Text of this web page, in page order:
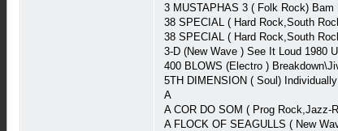
3 MUSTAPHAS 3 ( Folk Rock)
38 SPECIAL ( Hard Rock,South
38 SPECIAL ( Hard Rock,South
3-D (New Wave ) See It Loud 1980
400 BLOWS (Electro )
5TH DIMENSION ( Soul)
A
A COR DO SOM ( Prog Rock,Jazz-
A FLOCK OF SEAGULLS ( New